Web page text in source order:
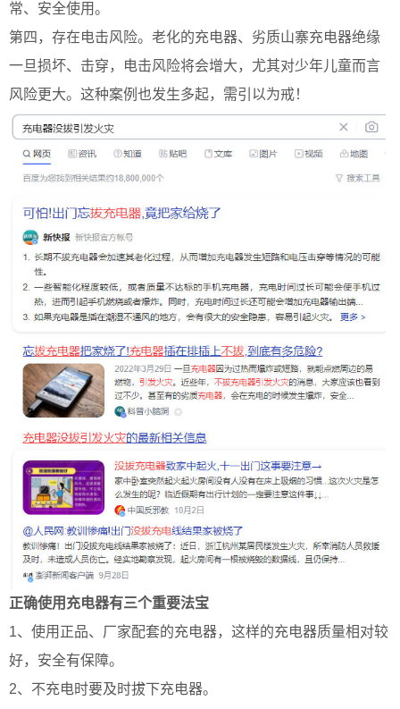
常、安全使用。
第四，存在电击风险。老化的充电器、劣质山寨充电器绝缘
一旦损坏、击穿，电击风险将会增大，尤其对少年儿童而言
风险更大。这种案例也发生多起，需引以为戒！
正确使用充电器有三个重要法宝
1、使用正品、厂家配套的充电器，这样的充电器质量相对较
好，安全有保障。
2、不充电时要及时拔下充电器。